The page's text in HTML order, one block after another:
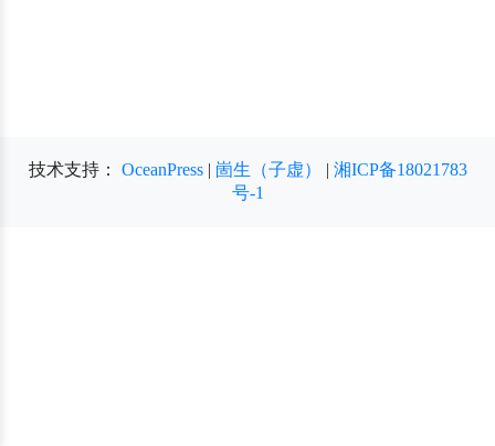
技术支持： OceanPress| 崮生（子虚） | 湘ICP备18021783
号-1